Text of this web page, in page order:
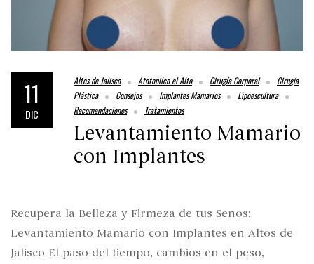
11
DIC
Altos de Jalisco Atotonilco el Alto Cirugía Corporal
Cirugía
Plástica
Consejos Implantes Mamarios
Lipoescultura
Recomendaciones
Tratamientos
Levantamiento Mamario
con Implantes
Recupera la Belleza y Firmeza de tus Senos:
Levantamiento Mamario con Implantes en Altos de
Jalisco El paso del tiempo, cambios en el peso,